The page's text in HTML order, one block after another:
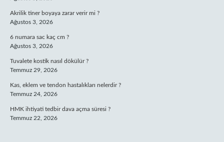
Akrilik tiner boyaya zarar verir mi ?
Ağustos 3, 2026
6 numara sac kaç cm ?
Ağustos 3, 2026
Tuvalete kostik nasıl dökülür ?
Temmuz 29, 2026
Kas, eklem ve tendon hastalıkları nelerdir ?
Temmuz 24, 2026
HMK ihtiyati tedbir dava açma süresi ?
Temmuz 22, 2026